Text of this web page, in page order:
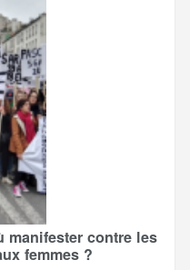
manifester contre les
femmes ?